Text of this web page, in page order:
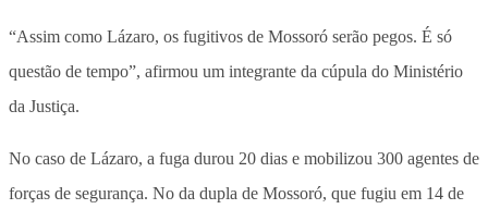
“Assim como Lázaro, os fugitivos de Mossoró serão pegos. É só
questão de tempo”, afirmou um integrante da cúpula do Ministério
da Justiça.
No caso de Lázaro, a fuga durou 20 dias e mobilizou 300 agentes de
forças de segurança. No da dupla de Mossoró, que fugiu em 14 de